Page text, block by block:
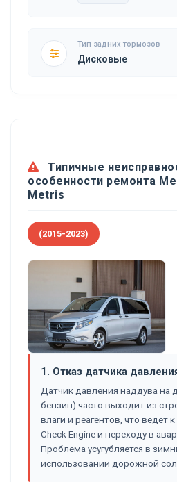
Тип задних тормозов
Дисковые
Типичные
особенности ремонта
Metris
(2015-2023)
1. Отказ датчика
Датчик давления наддува на
бензин) часто выходит из
влаги и реагентов, что ведет
Check Engine и переходу в
Проблема усугубляется в
использовании дорожной